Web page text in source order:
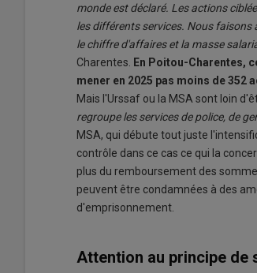
monde est déclaré. Les actions
les différents services. Nous faisons
le chiffre d'affaires et la masse
Charentes.
En Poitou-Charentes,
mener en 2025 pas moins de 352
Mais l'Urssaf ou la MSA sont loin
regroupe les services de police, de
MSA, qui débute tout juste
contrôle dans ce cas ce qui la
plus du remboursement des
peuvent être condamnées à des
d'emprisonnement.
Attention au principe de